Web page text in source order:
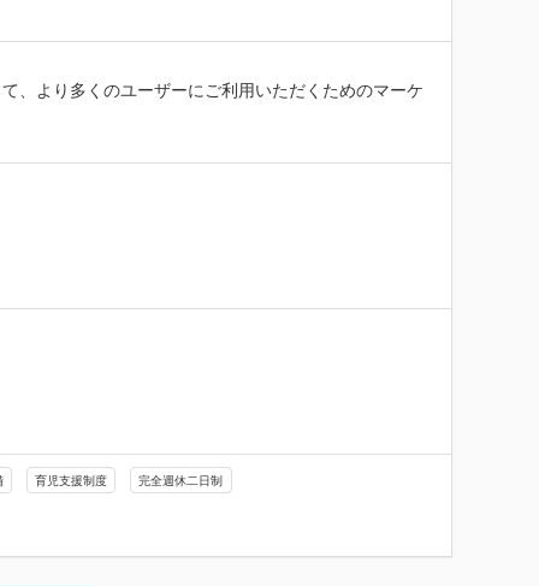
、より多くのユーザーにご利用いただくためのマーケ
育児支援制度 完全週休二日制